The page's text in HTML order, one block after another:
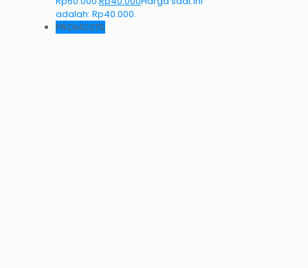
adalah: Rp40.000.
PROMO21%